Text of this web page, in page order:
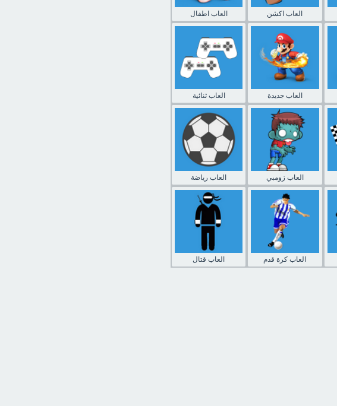
العاب اطفال العاب اكشن
العاب ثنائية العاب جديدة
العاب رياضة العاب زومبي
العاب قتال العاب كرة قدم